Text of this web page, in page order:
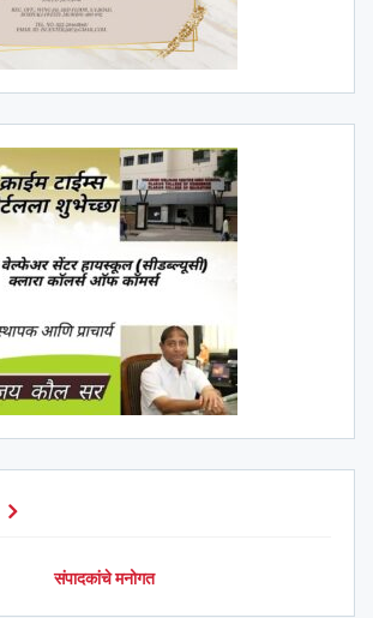
संपादकांचे मनोगत